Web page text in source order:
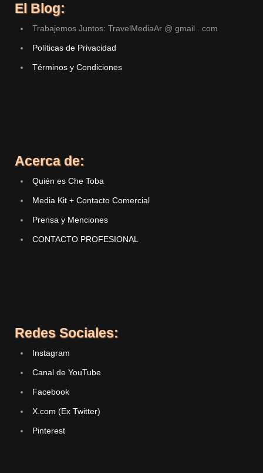
El Blog:
Trabajemos Juntos: TravelMediaAr @ gmail . com
Políticas de Privacidad
Términos y Condiciones
Acerca de:
Quién es Che Toba
Media Kit + Contacto Comercial
Prensa y Menciones
CONTACTO PROFESIONAL
Redes Sociales:
Instagram
Canal de YouTube
Facebook
X.com (Ex Twitter)
Pinterest